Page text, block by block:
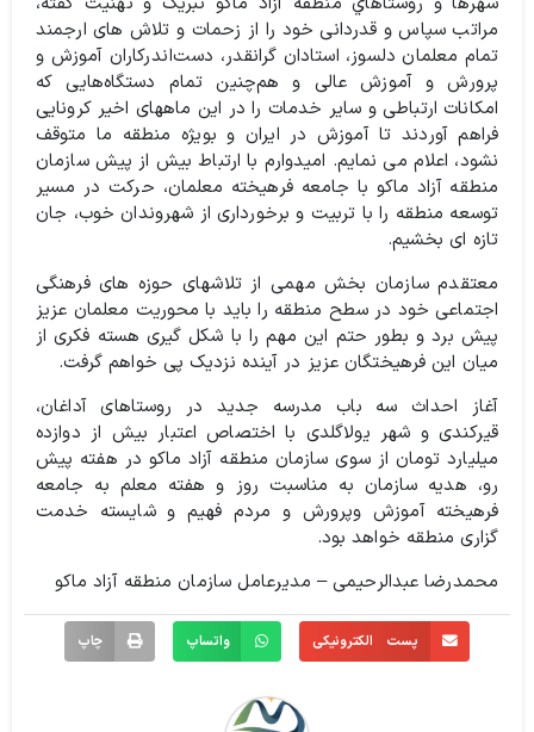
مراتب سپاس و قدردانی خود را از زحمات و تلاش های ارجمند
تمام معلمان دلسوز، استادان گرانقدر، دست‌اندرکاران آموزش و
پرورش و آموزش عالی و هم‌چنین تمام دستگاه‌هایی که
امکانات ارتباطی و سایر خدمات را در این ماههای اخیر کرونایی
فراهم آوردند تا آموزش در ایران و بویژه منطقه‌ ما متوقف
نشود، اعلام می نمایم. امیدوارم با ارتباط بیش از پیش سازمان
منطقه آزاد ماکو با جامعه فرهیخته معلمان، حرکت در مسیر
توسعه منطقه را با تربیت و برخورداری از شهروندان خوب، جان
تازه ای بخشیم.
معتقدم سازمان بخش مهمی از تلاشهای حوزه های فرهنگی
اجتماعی خود در سطح منطقه را باید با محوریت معلمان عزیز
پیش برد و بطور حتم‌ این مهم را با شکل گیری هسته فکری از
میان این فرهیختگان عزیز در آینده نزدیک پی خواهم گرفت.
آغاز احداث سه باب مدرسه جدید در روستاهای آداغان،
قیرکندی و شهر یولاگلدی با اختصاص اعتبار بیش از دوازده
میلیارد تومان از سوی سازمان منطقه آزاد ماکو در هفته پیش
رو، هدیه سازمان به مناسبت روز و هفته معلم به جامعه
فرهیخته آموزش و‌پرورش و مردم فهیم و شایسته خدمت
گزاری منطقه خواهد بود.
پست الکترونیکی واتساپ چاپ